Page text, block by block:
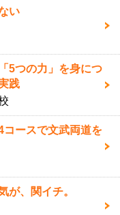
い
5つの力」を身につ
践
ースで文武両道を
が、関イチ。